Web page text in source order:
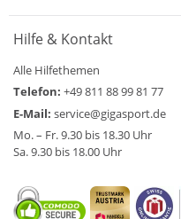
Hilfe & Kontakt
Alle Hilfethemen
Telefon: +49 811 88 99 81 77
E-Mail: service@gigasport.de
Mo. – Fr. 9.30 bis 18.30 Uhr
Sa. 9.30 bis 18.00 Uhr